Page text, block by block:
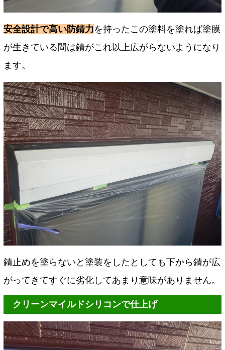
安全設計で高い防錆力 を持ったこの塗料を塗れば塗膜
が生きている間は錆がこれ以上広がらないようになり
ます。
錆止めを塗らないと塗装をしたとしても下から錆が広
がってきてすぐに劣化してあまり意味がありません。
クリーンマイルドシリコンで仕上げ